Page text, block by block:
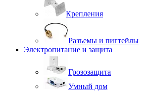
Крепления
Разъемы и пигтейлы
Электропитание и защита
Грозозащита
Умный дом